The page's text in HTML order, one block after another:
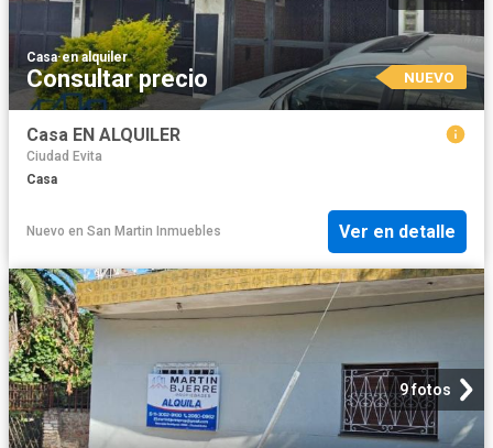
Casa·en alquiler
Consultar precio NUEVO
Casa EN ALQUILER
Ciudad Evita
Casa
Nuevo en San Martin Inmuebles Ver en detalle
9 fotos